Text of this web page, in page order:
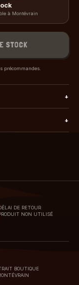
à Montévrain
STOCK
précommandes.
+
+
DE RETOUR
NON UTILISÉ
BOUTIQUE